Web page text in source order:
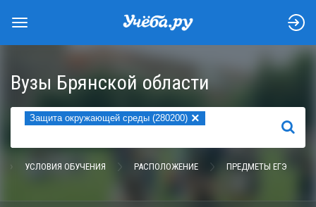
Вузы Брянской области
Защита окружающей среды (280200) ×
НАЙТИ
УСЛОВИЯ ОБУЧЕНИЯ РАСПОЛОЖЕНИЕ ПРЕДМЕТЫ ЕГЭ